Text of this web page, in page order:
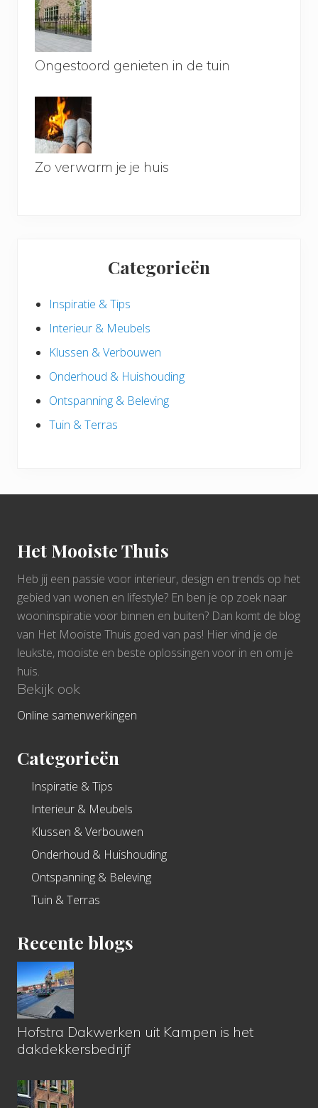
Ongestoord genieten in de tuin
Zo verwarm je je huis
Categorieën
Inspiratie & Tips
Interieur & Meubels
Klussen & Verbouwen
Onderhoud & Huishouding
Ontspanning & Beleving
Tuin & Terras
Het Mooiste Thuis
Heb jij een passie voor interieur, design en trends op het
gebied van wonen en lifestyle? En ben je op zoek naar
wooninspiratie voor binnen en buiten? Dan komt de blog
van Het Mooiste Thuis goed van pas! Hier vind je de
leukste, mooiste en beste oplossingen voor in en om je
huis.
Bekijk ook
Online samenwerkingen
Categorieën
Inspiratie & Tips
Interieur & Meubels
Klussen & Verbouwen
Onderhoud & Huishouding
Ontspanning & Beleving
Tuin & Terras
Recente blogs
Hofstra Dakwerken uit Kampen is het
dakdekkersbedrijf